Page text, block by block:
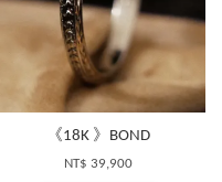
《18K 》BOND
NT$ 39,900